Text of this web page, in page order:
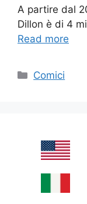
A partire dal
Dillon è di 4
Read more
Categories
Comici